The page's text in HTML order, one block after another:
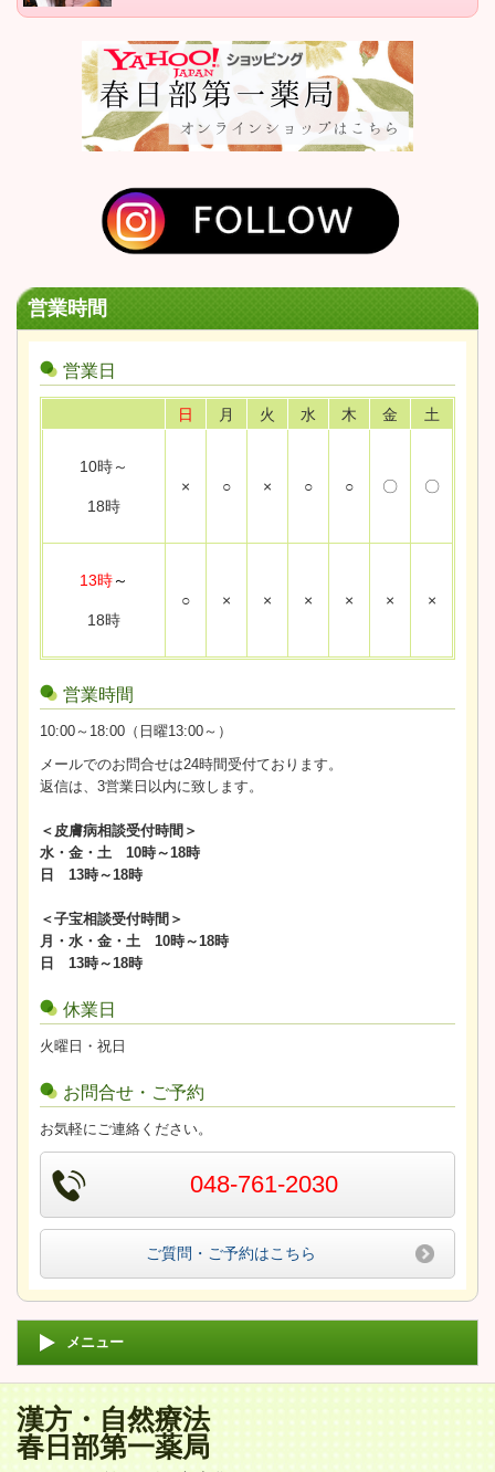
営業時間
営業日
日 月 火 水 木 金 土
10時～
18時
× ○ × ○ ○ 〇 〇
13時～
18時
○ × × × × × ×
営業時間
10:00～18:00（日曜13:00～）
メールでのお問合せは24時間受付ております。
返信は、3営業日以内に致します。
＜皮膚病相談受付時間＞
水・金・土 10時～18時
日 13時～18時
＜子宝相談受付時間＞
月・水・金・土 10時～18時
日 13時～18時
休業日
火曜日・祝日
お問合せ・ご予約
お気軽にご連絡ください。
048-761-2030
ご質問・ご予約はこちら
メニュー
漢方・自然療法
春日部第一薬局